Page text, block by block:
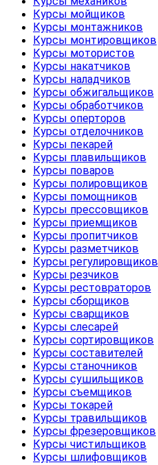
Курсы мойщиков
Курсы монтажников
Курсы монтировщиков
Курсы мотористов
Курсы накатчиков
Курсы наладчиков
Курсы обжигальщиков
Курсы обработчиков
Курсы оперторов
Курсы отделочников
Курсы пекарей
Курсы плавильщиков
Курсы поваров
Курсы полировщиков
Курсы помощников
Курсы прессовщиков
Курсы приемщиков
Курсы пропитчиков
Курсы разметчиков
Курсы регулировщиков
Курсы резчиков
Курсы рестовраторов
Курсы сборщиков
Курсы сварщиков
Курсы слесарей
Курсы сортировщиков
Курсы составителей
Курсы станочников
Курсы сушильщиков
Курсы съемщиков
Курсы токарей
Курсы травильщиков
Курсы фрезеровщиков
Курсы чистильщиков
Курсы шлифовщиков